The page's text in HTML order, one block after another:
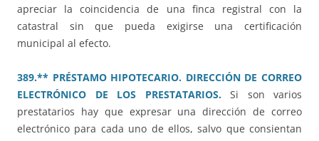
apreciar la coincidencia de una finca registral con la
catastral sin que pueda exigirse una certificación
municipal al efecto.
389.** PRÉSTAMO HIPOTECARIO. DIRECCIÓN DE CORREO
ELECTRÓNICO DE LOS PRESTATARIOS.Si son varios
prestatarios hay que expresar una dirección de correo
electrónico para cada uno de ellos, salvo que consientan